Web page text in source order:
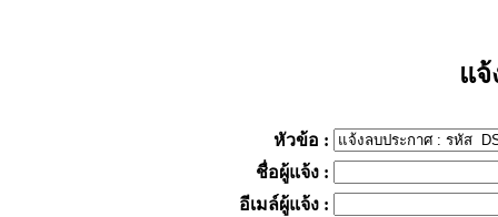
แจ้
หัวข้อ :
ชื่อผู้แจ้ง :
อีเมล์ผู้แจ้ง :